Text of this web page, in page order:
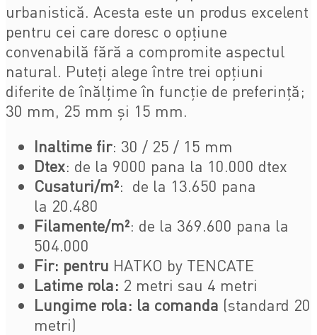
urbanistică. Acesta este un produs excelent
pentru cei care doresc o opțiune
convenabilă fără a compromite aspectul
natural. Puteți alege între trei opțiuni
diferite de înălțime în funcție de preferință;
30 mm, 25 mm și 15 mm.
Inaltime fir: 30 / 25 / 15 mm
Dtex: de la 9000 pana la 10.000 dtex
Cusaturi/m²: de la 13.650 pana
la 20.480
Filamente/m²: de la 369.600 pana la
504.000
Fir: pentru HATKO by TENCATE
Latime rola: 2 metri sau 4 metri
Lungime rola: la comanda (standard 20
metri)